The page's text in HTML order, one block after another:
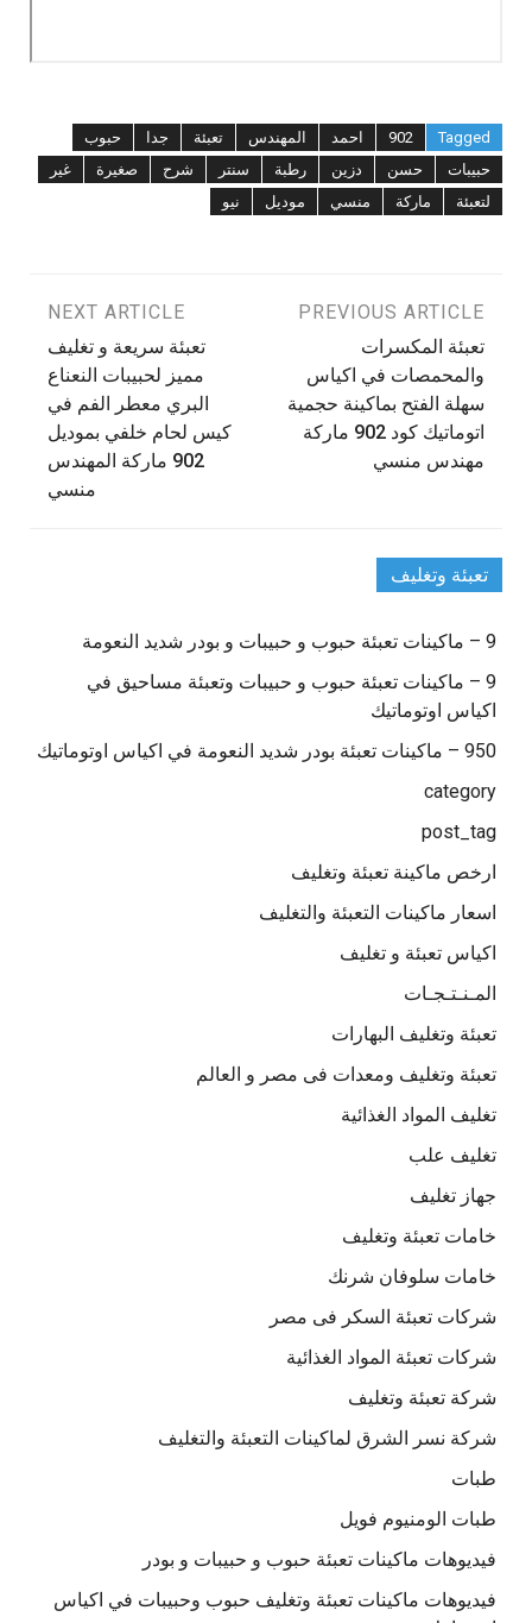
Tagged
902 احمد المهندس تعبئة جدا
حبوب
حبيبات
حسن دزين رطبة سنتر شرح صغيرة
غير
لتعبئة
ماركة منسي موديل نيو
تصفّح
المقالات
PREVIOUS ARTICLE
تعبئة المكسرات
والمحمصات في اكياس
سهلة الفتح بماكينة حجمية
اتوماتيك كود 902 ماركة
مهندس منسي
NEXT ARTICLE
تعبئة سريعة و تغليف
مميز لحبيبات النعناع
البري معطر الفم في
كيس لحام خلفي بموديل
902 ماركة المهندس
منسي
تعبئة وتغليف
9 – ماكينات تعبئة حبوب و حبيبات و بودر شديد النعومة
9 – ماكينات تعبئة حبوب و حبيبات وتعبئة مساحيق في
اكياس اوتوماتيك
950 – ماكينات تعبئة بودر شديد النعومة في اكياس اوتوماتيك
category
post_tag
ارخص ماكينة تعبئة وتغليف
اسعار ماكينات التعبئة والتغليف
اكياس تعبئة و تغليف
المـنـتـجـات
تعبئة وتغليف البهارات
تعبئة وتغليف ومعدات فى مصر و العالم
تغليف المواد الغذائية
تغليف علب
جهاز تغليف
خامات تعبئة وتغليف
خامات سلوفان شرنك
شركات تعبئة السكر فى مصر
شركات تعبئة المواد الغذائية
شركة تعبئة وتغليف
شركة نسر الشرق لماكينات التعبئة والتغليف
طبات
طبات الومنيوم فويل
فيديوهات ماكينات تعبئة حبوب و حبيبات و بودر
فيديوهات ماكينات تعبئة وتغليف حبوب وحبيبات في اكياس